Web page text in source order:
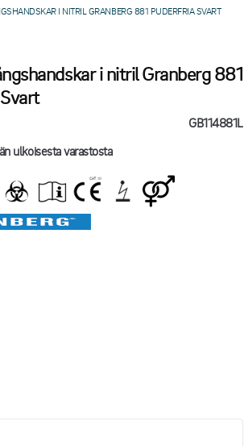
I NITRIL GRANBERG 881 PUDERFRIA SVART
i nitril Granberg 881
GB114881L
ulkoisesta varastosta